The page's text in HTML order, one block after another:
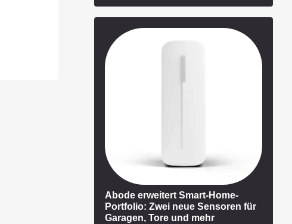
Abode erweitert Smart-Home-
Portfolio: Zwei neue Sensoren für
Garagen, Tore und mehr